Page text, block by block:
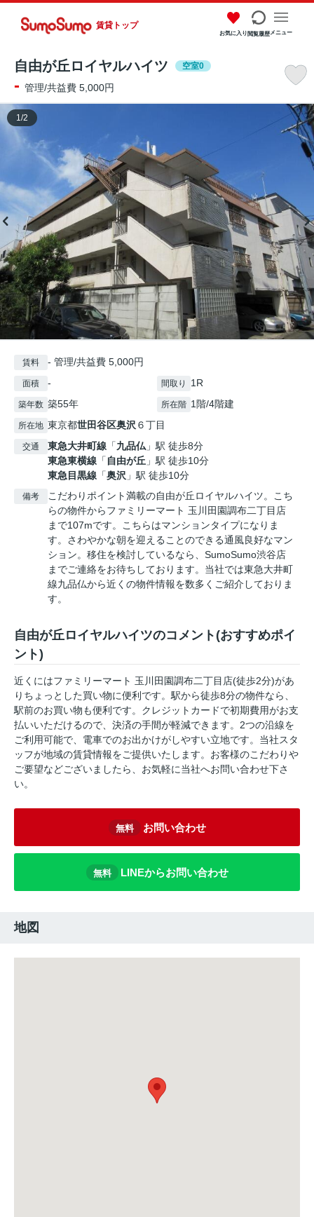
賃貸トップ
お気に入り閲覧履歴メニュー
自由が丘ロイヤルハイツ 空室0
- 管理/共益費 5,000円
1 /2
賃料 - 管理/共益費 5,000円
面積 - 間取り 1R
築年数 築55年 所在階 1階/4階建
所在地 東京都世田谷区奥沢 ６丁目
交通 東急大井町線 「九品仏 」駅 徒歩8分
東急東横線 「 自由が丘 」駅 徒歩10分
東急目黒線 「奥沢 」駅 徒歩10分
備考
こだわりポイント満載の自由が丘ロイヤルハイツ。こち
らの物件からファミリーマート 玉川田園調布二丁目店
まで107mです。こちらはマンションタイプになりま
す。さわやかな朝を迎えることのできる通風良好なマン
ション。移住を検討しているなら、SumoSumo渋谷店
までご連絡をお待ちしております。当社では東急大井町
線九品仏から近くの物件情報を数多くご紹介しておりま
す。
自由が丘ロイヤルハイツのコメント(おすすめポイ
ント)
近くにはファミリーマート 玉川田園調布二丁目店(徒歩2分)があ
りちょっとした買い物に便利です。駅から徒歩8分の物件なら、
駅前のお買い物も便利です。クレジットカードで初期費用がお支
払いいただけるので、決済の手間が軽減できます。2つの沿線を
ご利用可能で、電車でのお出かけがしやすい立地です。当社スタ
ッフが地域の賃貸情報をご提供いたします。お客様のこだわりや
ご要望などございましたら、お気軽に当社へお問い合わせ下さ
い。
無料 お問い合わせ
無料 LINEからお問い合わせ
地図